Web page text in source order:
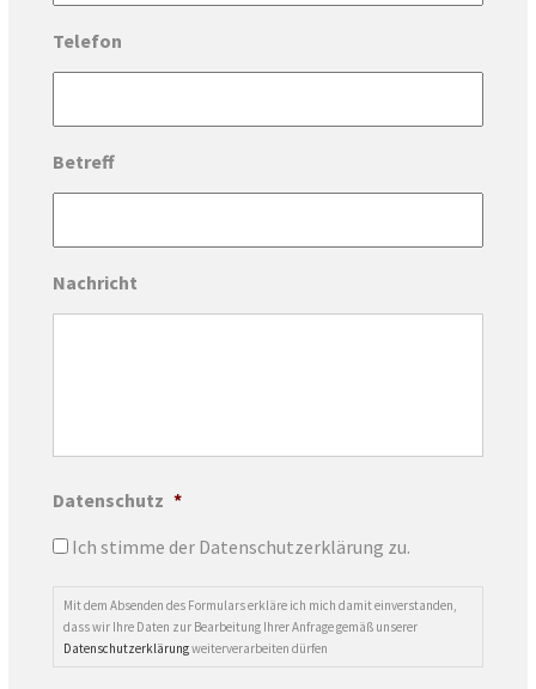
Telefon
Betreff
Nachricht
Datenschutz *
Ich stimme der Datenschutzerklärung zu.
Mit dem Absenden des Formulars erkläre ich mich damit einverstanden,
dass wir Ihre Daten zur Bearbeitung Ihrer Anfrage gemäß unserer
Datenschutzerklärungweiterverarbeiten dürfen